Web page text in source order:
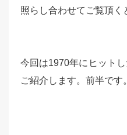
照らし合わせてご覧頂く
今回は1970年にヒット
ご紹介します。前半です。